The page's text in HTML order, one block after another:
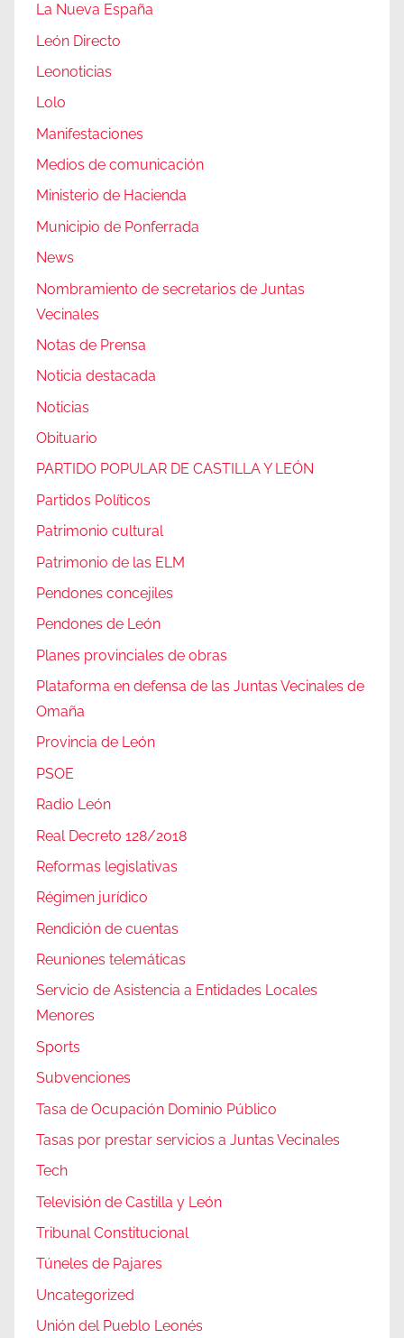
La Nueva España
León Directo
Leonoticias
Lolo
Manifestaciones
Medios de comunicación
Ministerio de Hacienda
Municipio de Ponferrada
News
Nombramiento de secretarios de Juntas
Vecinales
Notas de Prensa
Noticia destacada
Noticias
Obituario
PARTIDO POPULAR DE CASTILLA Y LEÓN
Partidos Políticos
Patrimonio cultural
Patrimonio de las ELM
Pendones concejiles
Pendones de León
Planes provinciales de obras
Plataforma en defensa de las Juntas Vecinales de
Omaña
Provincia de León
PSOE
Radio León
Real Decreto 128/2018
Reformas legislativas
Régimen jurídico
Rendición de cuentas
Reuniones telemáticas
Servicio de Asistencia a Entidades Locales
Menores
Sports
Subvenciones
Tasa de Ocupación Dominio Público
Tasas por prestar servicios a Juntas Vecinales
Tech
Televisión de Castilla y León
Tribunal Constitucional
Túneles de Pajares
Uncategorized
Unión del Pueblo Leonés